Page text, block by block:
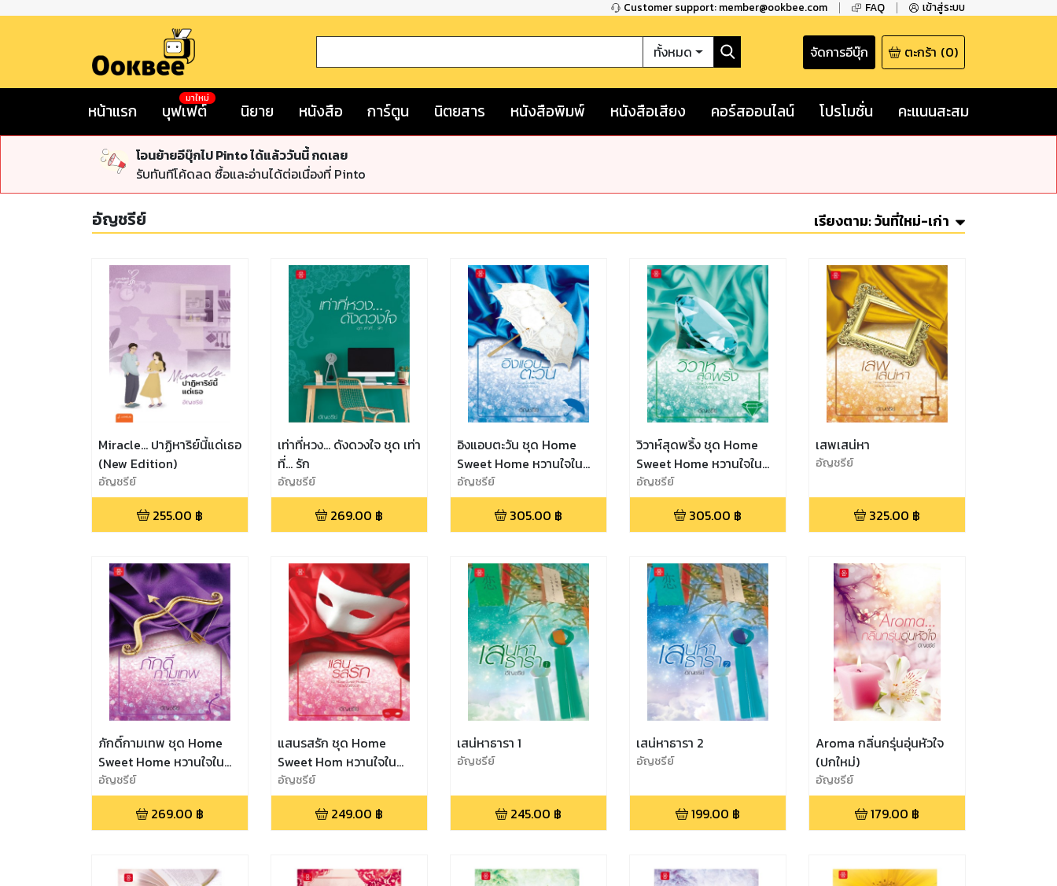
Customer support: member@ookbee.com FAQ เข้าสู่ระบบ
ทั้งหมด จัดการอีบุ๊ก ตะกร้า (0)
หน้าแรก บุฟเฟต์
มาใหม่
นิยาย หนังสือ การ์ตูน นิตยสาร หนังสือพิมพ์ หนังสือเสียง คอร์สออนไลน์ โปรโมชั่น คะแนนสะสม
โอนย้ายอีบุ๊กไป Pinto ได้แล้ววันนี้ กดเลย
รับทันทีโค้ดลด ซื้อและอ่านได้ต่อเนื่องที่ Pinto
อัญชรีย์ เรียงตาม:วันที่ใหม่-เก่า
Miracle… ปาฏิหาริย์นี้แด่เธอ
(New Edition)
อัญชรีย์
255.00 ฿
เท่าที่หวง... ดังดวงใจ ชุด เท่า
ที่... รัก
อัญชรีย์
269.00 ฿
อิงแอบตะวัน ชุด Home
Sweet Home หวานใจใน
เรือนรัก
อัญชรีย์
305.00 ฿
วิวาห์สุดพริ้ง ชุด Home
Sweet Home หวานใจใน
เรือนรัก
อัญชรีย์
305.00 ฿
เสพเสน่หา
อัญชรีย์
325.00 ฿
ภักดิ์กามเทพ ชุด Home
Sweet Home หวานใจใน
เรือนรัก
อัญชรีย์
269.00 ฿
แสนรสรัก ชุด Home
Sweet Hom หวานใจใน
เรือนรัก
อัญชรีย์
249.00 ฿
เสน่หาธารา 1
อัญชรีย์
245.00 ฿
เสน่หาธารา 2
อัญชรีย์
199.00 ฿
Aroma กลิ่นกรุ่นอุ่นหัวใจ
(ปกใหม่)
อัญชรีย์
179.00 ฿